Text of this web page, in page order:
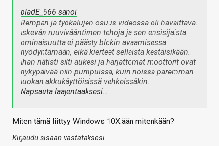
bladE_666 sanoi
Rempan ja työkalujen osuus videossa oli havaittava.
Iskevän ruuvivääntimen tehoja ja sen ensisijaista
ominaisuutta ei päästy blokin avaamisessa
hyödyntämään, eikä kierteet sellaista kestäisikään.
Ihan nätisti silti aukesi ja harjattomat moottorit ovat
nykypäivää niin pumpuissa, kuin noissa paremman
luokan akkukäyttöisissä vehkeissäkin.
Napsauta laajentaaksesi…
Miten tämä liittyy Windows 10X:ään mitenkään?
Kirjaudu sisään vastataksesi